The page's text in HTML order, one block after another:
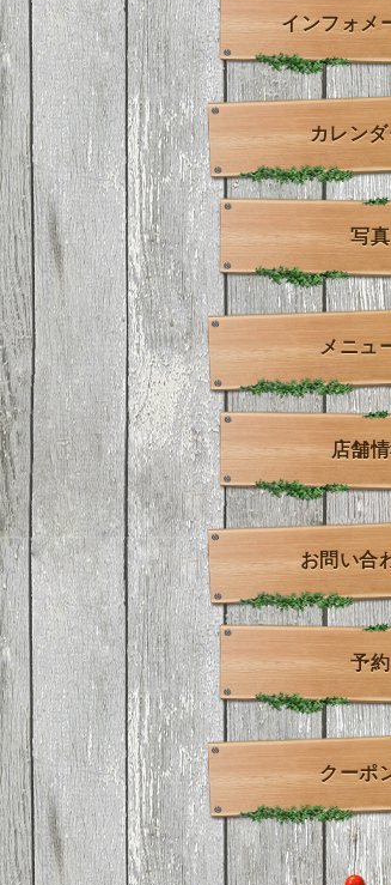
インフォメ
カレン
写真
メニュ
店舗
お問い合
予約
クーポ